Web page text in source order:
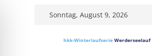
Sonntag, August 9, 2026
hkk-Winterlaufserie Werderseelauf